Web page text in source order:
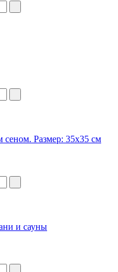
Размер: 35x35 см
и сауны